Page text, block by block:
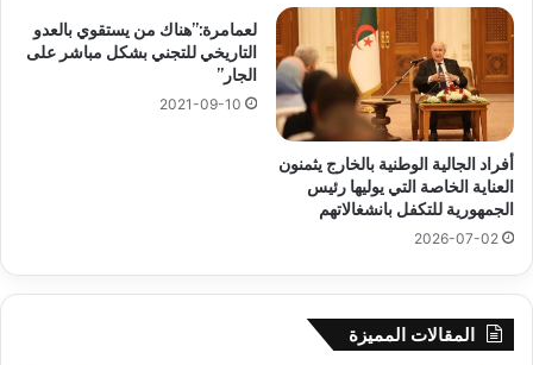
أفراد الجالية الوطنية بالخارج يثمنون
العناية الخاصة التي يوليها رئيس
الجمهورية للتكفل بانشغالاتهم
2026-07-02
لعمامرة:”هناك من يستقوي بالعدو
التاريخي للتجني بشكل مباشر على
الجار”
2021-09-10
المقالات المميزة